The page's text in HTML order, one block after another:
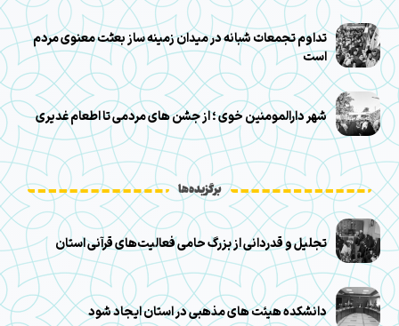
تداوم تجمعات شبانه در میدان زمینه ساز بعثت معنوی مردم
است
شهر دارالمومنین خوی ؛ از جشن های مردمی تا اطعام غدیری
برگزیده‌ها
تجلیل و قدردانی از بزرگ حامی فعالیت‌های قرآنی استان
دانشکده هیئت های مذهبی در استان ایجاد شود